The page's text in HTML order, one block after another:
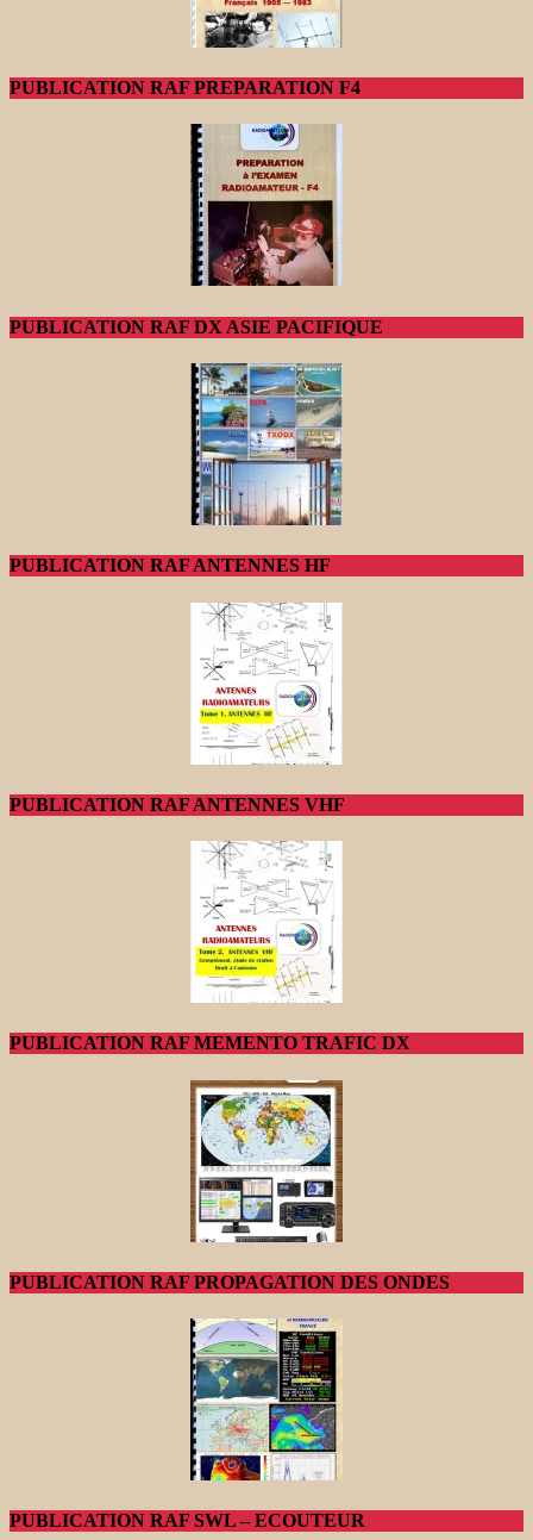
PUBLICATION RAF PREPARATION F4
PUBLICATION RAF DX ASIE PACIFIQUE
PUBLICATION RAF ANTENNES HF
PUBLICATION RAF ANTENNES VHF
PUBLICATION RAF MEMENTO TRAFIC DX
PUBLICATION RAF PROPAGATION DES ONDES
PUBLICATION RAF SWL – ECOUTEUR